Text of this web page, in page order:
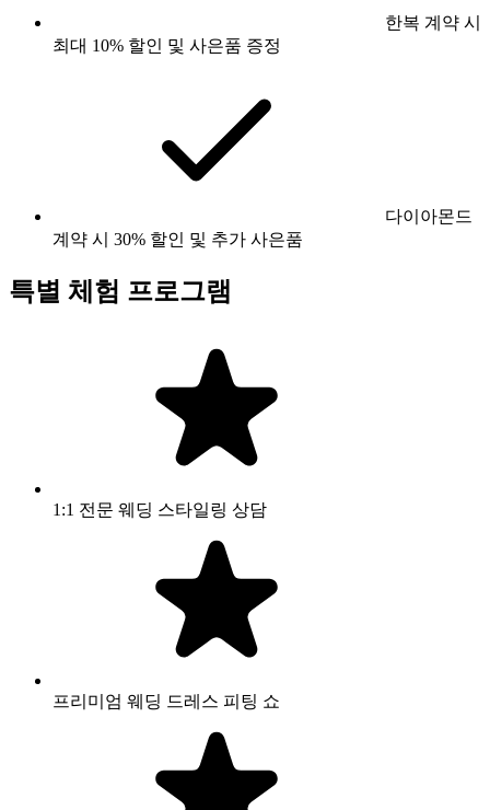
한복 계약 시
최대 10% 할인 및 사은품 증정
다이아몬드
계약 시 30% 할인 및 추가 사은품
특별 체험 프로그램
1:1 전문 웨딩 스타일링 상담
프리미엄 웨딩 드레스 피팅 쇼